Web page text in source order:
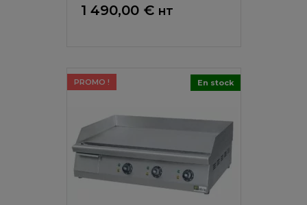
Prix
1 490,00 € HT
PROMO ! En stock